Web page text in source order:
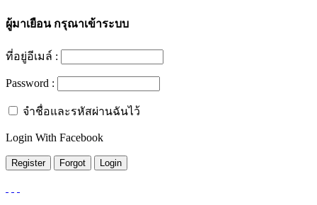
ผู้มาเยือนกรุณาเข้าระบบ
ที่อยู่อีเมล์ :
Password :
จำชื่อและรหัสผ่านฉันไว้
Login With Facebook